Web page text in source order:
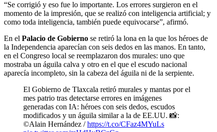
“Se corrigió y eso fue lo importante. Los errores surgieron en el
momento de la impresión, que se realizó con inteligencia artificial; y
como toda inteligencia, también puede equivocarse”, afirmó.
En el Palacio de Gobierno se retiró la lona en la que los héroes de
la Independencia aparecían con seis dedos en las manos. En tanto,
en el Congreso local se reemplazaron dos murales: uno que
mostraba un águila calva y otro en el que el escudo nacional
aparecía incompleto, sin la cabeza del águila ni de la serpiente.
El Gobierno de Tlaxcala retiró murales y mantas por el
mes patrio tras detectarse errores en imágenes
generadas con IA: héroes con seis dedos, escudos
modificados y un águila similar a la de EE.UU. 📸:
©Alain Hernández /https://t.co/CFaz4MYuLs